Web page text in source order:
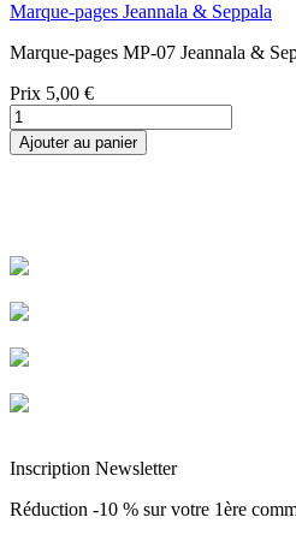
Marque-pages Jeannala & Seppala
Marque-pages MP-07 Jeannala &
Prix 5,00 €
Ajouter au panier
Inscription Newsletter
Réduction -10 % sur votre 1ère